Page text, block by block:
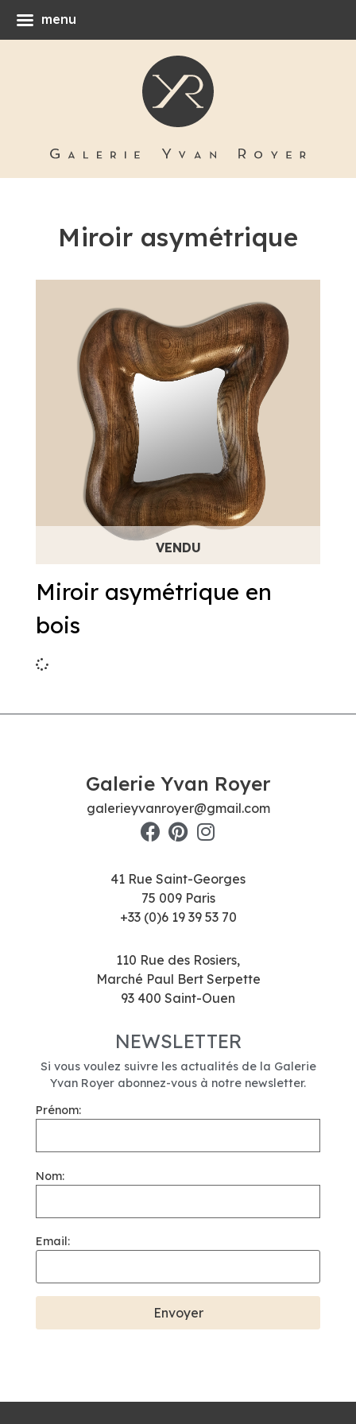
Miroir asymétrique
Miroir asymétrique en
bois
Galerie Yvan Royer
galerieyvanroyer@gmail.com
41 Rue Saint-Georges
75 009 Paris
+33 (0)6 19 39 53 70
110 Rue des Rosiers,
Marché Paul Bert Serpette
93 400 Saint-Ouen
NEWSLETTER
Si vous voulez suivre les actualités de la Galerie
Yvan Royer abonnez-vous à notre newsletter.
Prénom:
Nom:
Email:
menu